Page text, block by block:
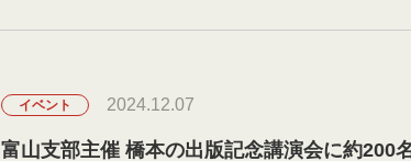
イベント 2024.12.07
富山支部主催 橋本の出版記念講演会に約200